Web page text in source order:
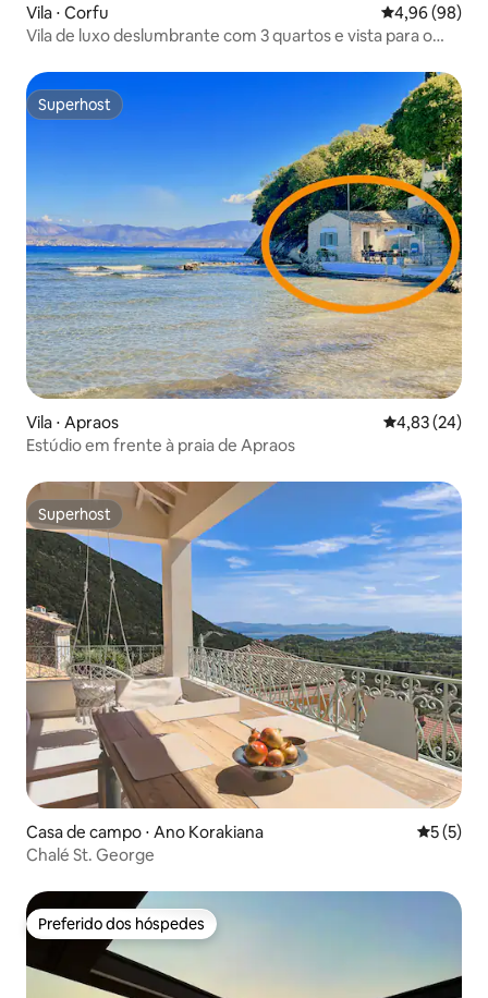
Vila ⋅ Corfu 4,96 de uma
4,96 (98)
Vila de luxo deslumbrante com 3 quartos e vista para o
Superhost
Superhost
Vila ⋅ Apraos 4,83 de uma
4,83 (24)
Estúdio em frente à praia de Apraos
Superhost
Superhost
Casa de campo ⋅ Ano Korakiana 5 de
5 (5)
Chalé St. George
Preferido dos hóspedes
Preferido dos hóspedes